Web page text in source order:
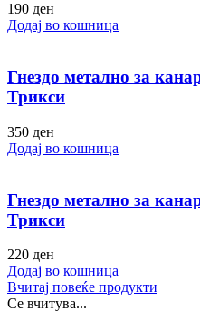
190 ден
Додај во кошница
Гнездо метално за
Трикси
350 ден
Додај во кошница
Гнездо метално за
Трикси
220 ден
Додај во кошница
Вчитај повеќе продукти
Се вчитува...